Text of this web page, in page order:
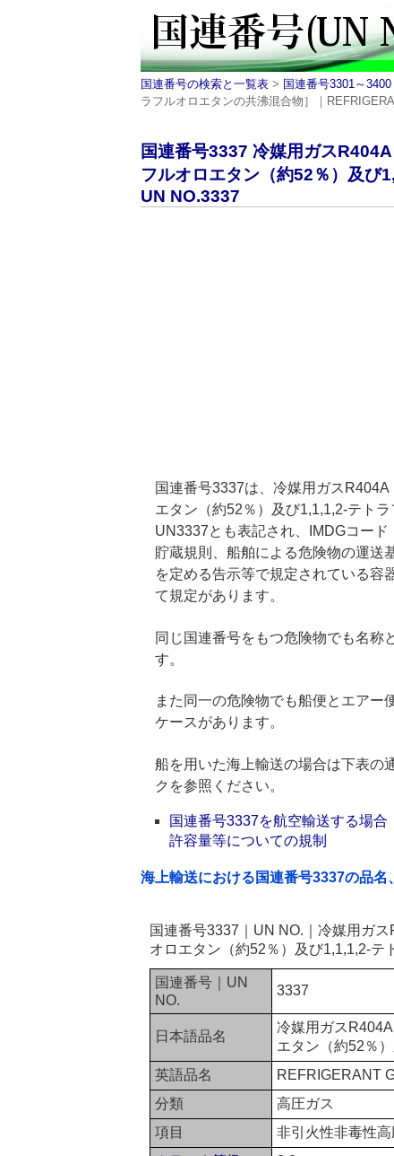
国連番号の検索と一覧表 > 国連番号3301～3400
ラフルオロエタンの共沸混合物］｜
国連番号3337 冷媒用ガス
フルオロエタン（約52％）及び
UN NO.3337
国連番号3337は、冷媒用ガス
エタン（約52％）及び1,1,1,2-テト
UN3337とも表記され、IMDGコー
貯蔵規則、船舶による危険物の運送
を定める告示等で規定されている容
て規定があります。
同じ国連番号をもつ危険物でも名称
す。
また同一の危険物でも船便とエアー
ケースがあります。
船を用いた海上輸送の場合は下表の
クを参照ください。
国連番号3337を航空輸送する場
許容量等についての規制
海上輸送における国連番号3337の品
国連番号3337｜UN NO.｜冷媒用ガ
オロエタン（約52％）及び1,1,1,2-テ
国連番号｜UN
NO.
3337
日本語品名
冷媒用ガス
エタン（約52％
英語品名
REFRIGERANT
分類
高圧ガス
項目
非引火性非毒性高